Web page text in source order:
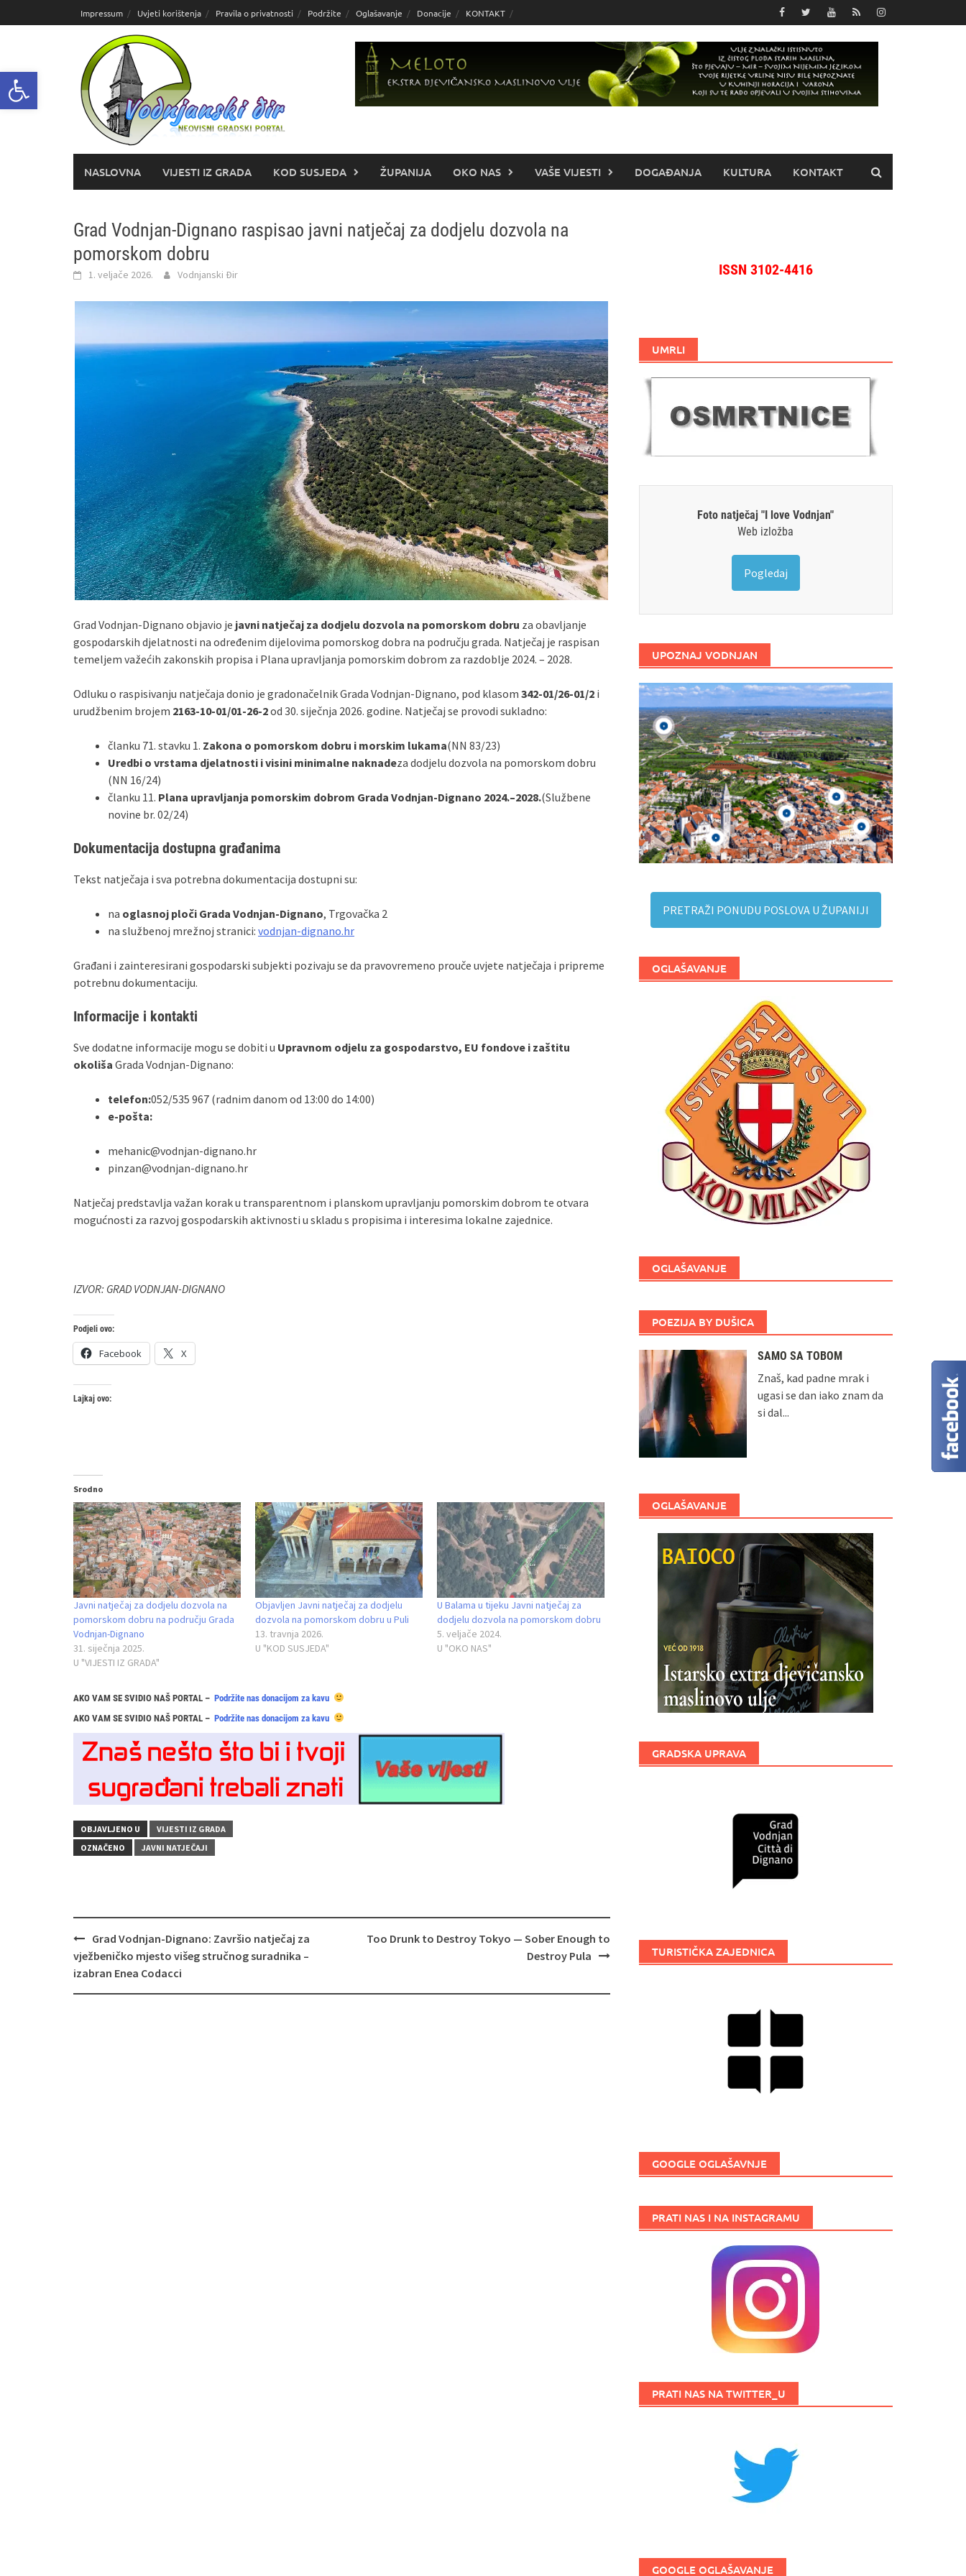
Open toolbar
do
Impressum Uvjeti korištenja Pravila o privatnosti Podržite Oglašavanje Donacije KONTAKT
NASLOVNA VIJESTI IZ GRADA KOD SUSJEDA ŽUPANIJA OKO NAS VAŠE VIJESTI DOGAĐANJA KULTURA KONTAKT
Grad Vodnjan-Dignano raspisao javni natječaj za dodjelu dozvola na
pomorskom dobru
1. veljače 2026. Vodnjanski Đir
Grad Vodnjan-Dignano objavio je javni natječaj za dodjelu dozvola na pomorskom dobru za obavljanje
gospodarskih djelatnosti na određenim dijelovima pomorskog dobra na području grada. Natječaj je raspisan
temeljem važećih zakonskih propisa i Plana upravljanja pomorskim dobrom za razdoblje 2024. – 2028.
Odluku o raspisivanju natječaja donio je gradonačelnik Grada Vodnjan-Dignano, pod klasom 342-01/26-01/2 i
urudžbenim brojem 2163-10-01/01-26-2od 30. siječnja 2026. godine. Natječaj se provodi sukladno:
članku 71. stavku 1. Zakona o pomorskom dobru i morskim lukama(NN 83/23)
Uredbi o vrstama djelatnosti i visini minimalne naknadeza dodjelu dozvola na pomorskom dobru
(NN 16/24)
članku 11. Plana upravljanja pomorskim dobrom Grada Vodnjan-Dignano 2024.–2028.(Službene
novine br. 02/24)
Dokumentacija dostupna građanima
Tekst natječaja i sva potrebna dokumentacija dostupni su:
na oglasnoj ploči Grada Vodnjan-Dignano, Trgovačka 2
na službenoj mrežnoj stranici: vodnjan-dignano.hr
Građani i zainteresirani gospodarski subjekti pozivaju se da pravovremeno prouče uvjete natječaja i pripreme
potrebnu dokumentaciju.
Informacije i kontakti
Sve dodatne informacije mogu se dobiti u Upravnom odjelu za gospodarstvo, EU fondove i zaštitu
okoliša Grada Vodnjan-Dignano:
telefon:052/535 967 (radnim danom od 13:00 do 14:00)
e-pošta:
mehanic@vodnjan-dignano.hr
pinzan@vodnjan-dignano.hr
Natječaj predstavlja važan korak u transparentnom i planskom upravljanju pomorskim dobrom te otvara
mogućnosti za razvoj gospodarskih aktivnosti u skladu s propisima i interesima lokalne zajednice.
IZVOR: GRAD VODNJAN-DIGNANO
Podjeli ovo:
Facebook X
Lajkaj ovo:
Srodno
Javni natječaj za dodjelu dozvola na
pomorskom dobru na području Grada
Vodnjan-Dignano
31. siječnja 2025.
U "VIJESTI IZ GRADA"
Objavljen Javni natječaj za dodjelu
dozvola na pomorskom dobru u Puli
13. travnja 2026.
U "KOD SUSJEDA"
U Balama u tijeku Javni natječaj za
dodjelu dozvola na pomorskom dobru
5. veljače 2024.
U "OKO NAS"
AKO VAM SE SVIDIO NAŠ PORTAL – Podržite nas donacijom za kavu
AKO VAM SE SVIDIO NAŠ PORTAL – Podržite nas donacijom za kavu
OBJAVLJENO U
VIJESTI IZ GRADA
OZNAČENO
JAVNI NATJEČAJI
Navigacija
objava
Grad Vodnjan-Dignano: Završio natječaj za
vježbeničko mjesto višeg stručnog suradnika –
izabran Enea Codacci
Too Drunk to Destroy Tokyo — Sober Enough to
Destroy Pula
ISSN 3102-4416
UMRLI
Foto natječaj "I love Vodnjan"
Web izložba
Pogledaj
UPOZNAJ VODNJAN
PRETRAŽI PONUDU POSLOVA U ŽUPANIJI
OGLAŠAVANJE
OGLAŠAVANJE
POEZIJA BY DUŠICA
SAMO SA TOBOM
Znaš, kad padne mrak i
ugasi se dan iako znam da
si dal...
OGLAŠAVANJE
GRADSKA UPRAVA
TURISTIČKA ZAJEDNICA
GOOGLE OGLAŠAVNJE
PRATI NAS I NA INSTAGRAMU
PRATI NAS NA TWITTER_U
GOOGLE OGLAŠAVANJE